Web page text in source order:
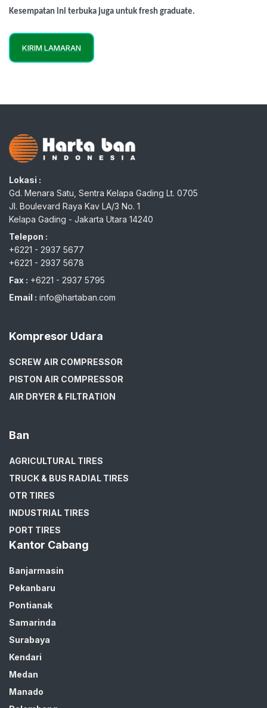
Kesempatan ini terbuka juga untuk fresh graduate.
KIRIM LAMARAN
Lokasi :
Gd. Menara Satu, Sentra Kelapa Gading Lt. 0705
Jl. Boulevard Raya Kav LA/3 No. 1
Kelapa Gading - Jakarta Utara 14240
Telepon :
+6221 - 2937 5677
+6221 - 2937 5678
Fax : +6221 - 2937 5795
Email : info@hartaban.com
Kompresor Udara
SCREW AIR COMPRESSOR
PISTON AIR COMPRESSOR
AIR DRYER & FILTRATION
Ban
AGRICULTURAL TIRES
TRUCK & BUS RADIAL TIRES
OTR TIRES
INDUSTRIAL TIRES
PORT TIRES
Kantor Cabang
Banjarmasin
Pekanbaru
Pontianak
Samarinda
Surabaya
Kendari
Medan
Manado